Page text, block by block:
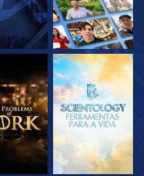
A SÉRIE EXPLORE A SÉRIE